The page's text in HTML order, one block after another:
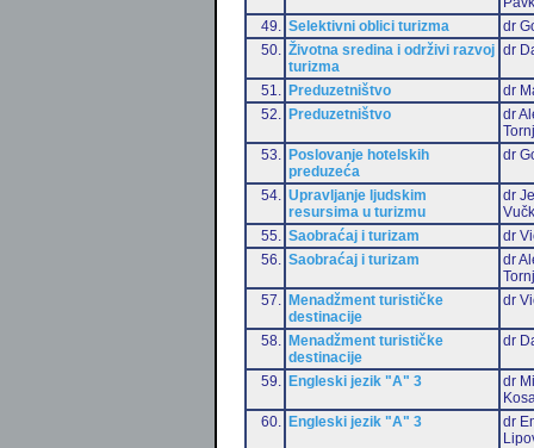
49.
Selektivni oblici turizma
dr
50.
Životna sredina i održivi razvoj
turizma
dr
51. Preduzetništvo
dr
52.
Preduzetništvo
dr
53.
Poslovanje hotelskih
preduzeća
dr
54.
Upravljanje ljudskim
resursima u turizmu
dr
55.
Saobraćaj i turizam
dr
56.
Saobraćaj i turizam
dr
57.
Menadžment turističke
destinacije
dr
58.
Menadžment turističke
destinacije
dr
59. Engleski jezik "A" 3
dr
60.
Engleski jezik "A" 3
dr